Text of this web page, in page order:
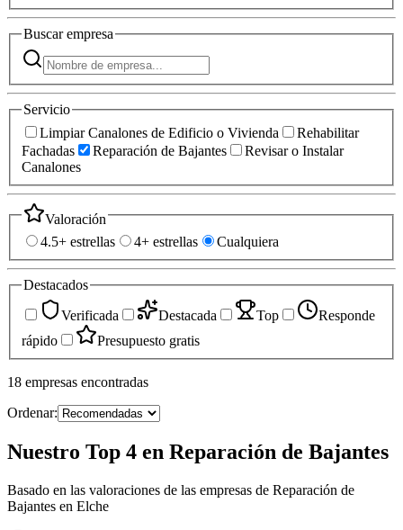
Buscarempresa
Servicio
Limpiar Canalones de Edificio o Vivienda
Rehabilitar
Fachadas
Reparación de Bajantes
Revisar o Instalar
Canalones
Valoración
4.5+ estrellas
4+ estrellas Cualquiera
Destacados
Verificada
Destacada Top
Responde
rápido
Presupuesto gratis
18 empresas encontradas
Ordenar:
Nuestro Top 4 en Reparación de Bajantes
Basado en las valoraciones de las empresas de Reparación de
Bajantes en Elche